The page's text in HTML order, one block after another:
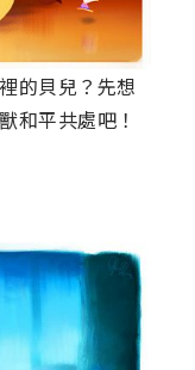
的貝兒？先想
和平共處吧！